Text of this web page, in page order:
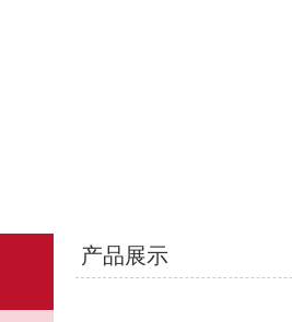
产品展示